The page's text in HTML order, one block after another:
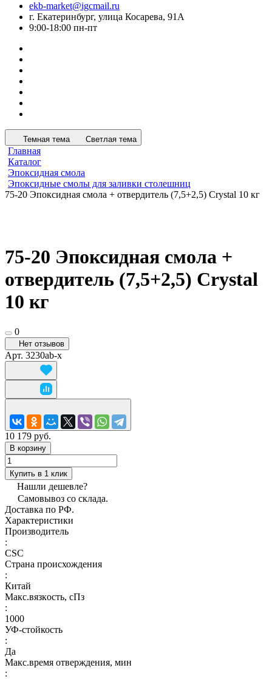
ekb-market@igcmail.ru
г. Екатеринбург, улица Косарева, 91А
9:00-18:00 пн-пт
Темная тема Светлая тема
Главная
Каталог
Эпоксидная смола
Эпоксидные смолы для заливки столешниц
75-20 Эпоксидная смола + отвердитель (7,5+2,5) Crystal 10 кг
75-20 Эпоксидная смола +
отвердитель (7,5+2,5) Crystal
10 кг
0
Нет отзывов
Арт. 3230ab-x
10 179 руб.
В корзину
Купить в 1 клик
Нашли дешевле?
Самовывоз со склада.
Доставка по РФ.
Характеристики
Производитель
:
CSC
Страна происхождения
:
Китай
Макс.вязкoсть, сПз
:
1000
УФ-стойкость
:
Да
Макс.время отверждения, мин
: